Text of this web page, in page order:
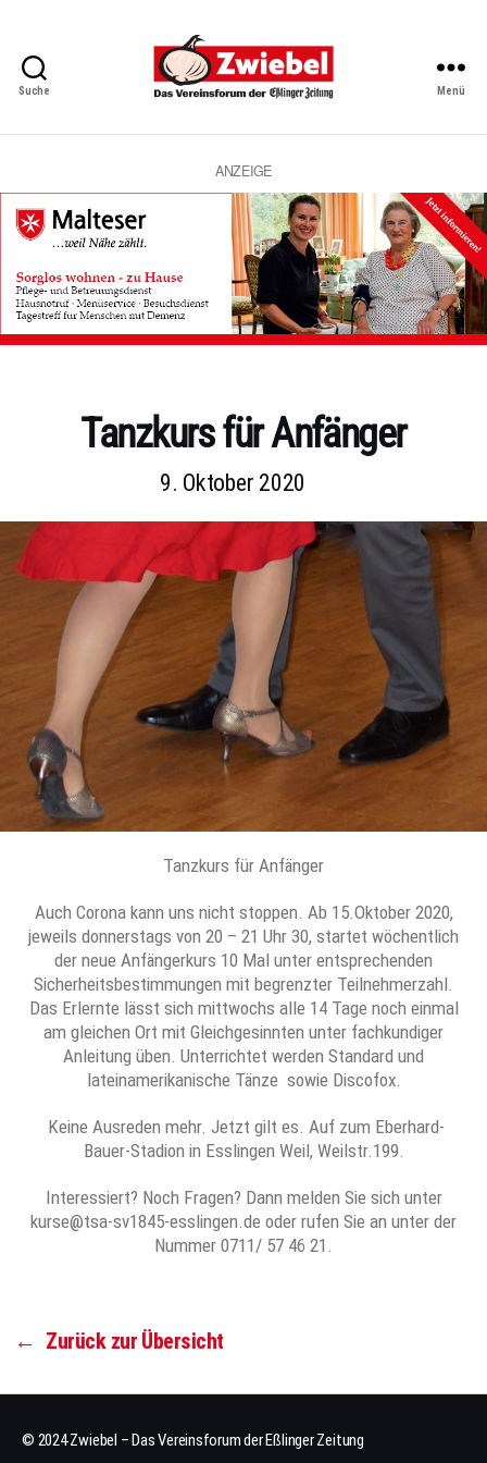
Suche
Vereinsforum
Eßlinger
Zeitung
Menü
ANZEIGE
KategorienTanzkurs für Anfänger
9. Oktober 2020
Tanzkurs für Anfänger
Auch Corona kann uns nicht stoppen. Ab 15.Oktober 2020,
jeweils donnerstags von 20 – 21 Uhr 30, startet wöchentlich
der neue Anfängerkurs 10 Mal unter entsprechenden
Sicherheitsbestimmungen mit begrenzter Teilnehmerzahl.
Das Erlernte lässt sich mittwochs alle 14 Tage noch einmal
am gleichen Ort mit Gleichgesinnten unter fachkundiger
Anleitung üben. Unterrichtet werden Standard und
lateinamerikanische Tänze sowie Discofox.
Keine Ausreden mehr. Jetzt gilt es. Auf zum Eberhard-
Bauer-Stadion in Esslingen Weil, Weilstr.199.
Interessiert? Noch Fragen? Dann melden Sie sich unter
kurse@tsa-sv1845-esslingen.de oder rufen Sie an unter der
Nummer 0711/ 57 46 21.
← Zurück zur Übersicht
© 2024 Zwiebel – Das Vereinsforum der Eßlinger Zeitung